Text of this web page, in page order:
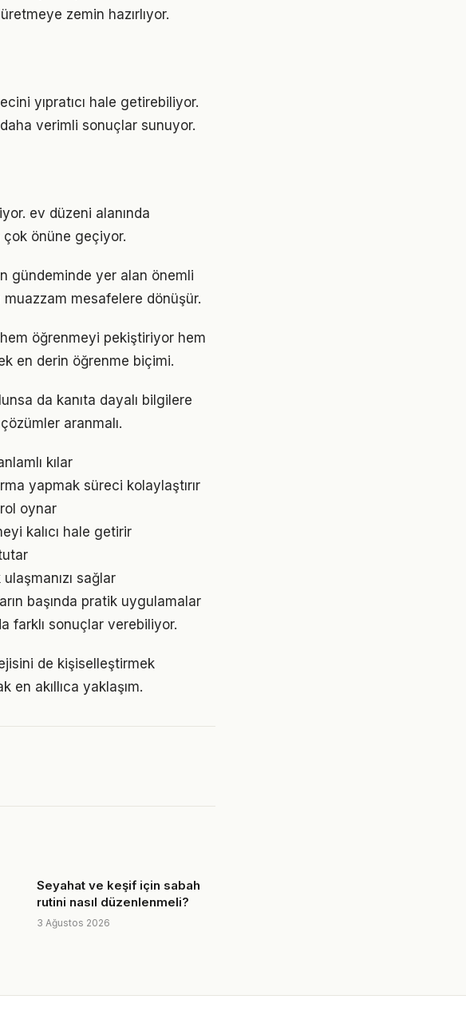
zemin hazırlıyor.
yıpratıcı hale getirebiliyor.
verimli sonuçlar sunuyor.
ev düzeni alanında
çok önüne geçiyor.
gündeminde yer alan önemli
muazzam mesafelere dönüşür.
öğrenmeyi pekiştiriyor hem
en derin öğrenme biçimi.
da kanıta dayalı bilgilere
aranmalı.
kılar
yapmak süreci kolaylaştırır
oynar
kalıcı hale getirir
sağlar
başında pratik uygulamalar
farklı sonuçlar verebiliyor.
de kişiselleştirmek
en akıllıca yaklaşım.
Seyahat ve keşif için sabah
rutini nasıl düzenlenmeli?
3 Ağustos 2026